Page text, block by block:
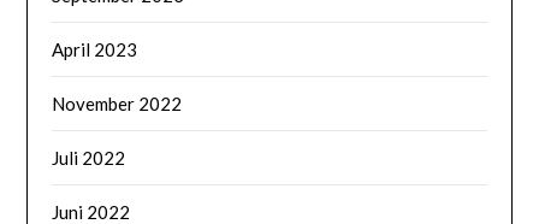
April 2023
November 2022
Juli 2022
Juni 2022